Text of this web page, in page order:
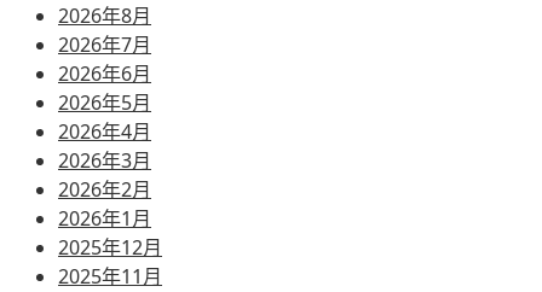
2026年8月
2026年7月
2026年6月
2026年5月
2026年4月
2026年3月
2026年2月
2026年1月
2025年12月
2025年11月